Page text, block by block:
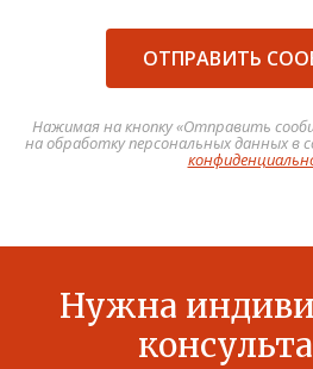
ОТПРАВИТЬ
Нажимая на кнопку «Отправить
на обработку персональных данных в
Нужна